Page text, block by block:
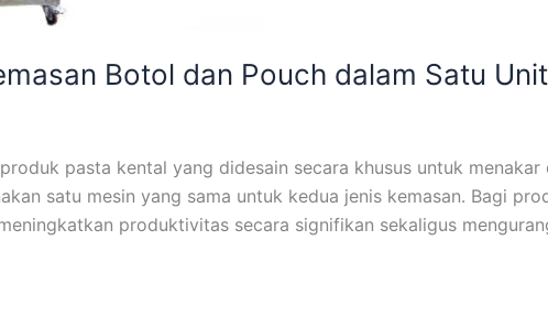
Botol dan Pouch dalam Satu
pasta kental yang didesain secara khusus untuk menakar
satu mesin yang sama untuk kedua jenis kemasan. Bagi
produktivitas secara signifikan sekaligus